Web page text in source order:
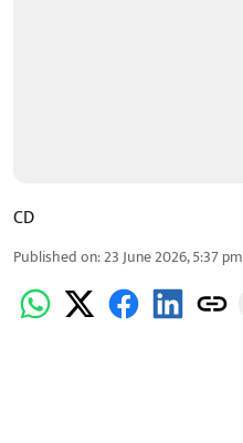
CD
Published on:23 June 2026, 5:37 pm